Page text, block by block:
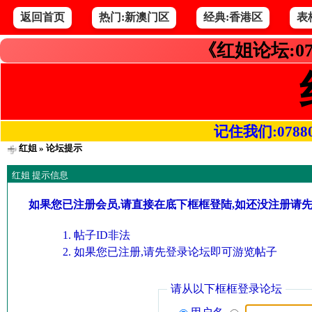
返回首页 热门:新澳门区 经典:香港区 表
《红姐论坛
记住我们
红姐» 论坛提示
红姐 提示信息
如果您已注册会员,请直接在底下框框登陆,如还没注册请
帖子ID非法
如果您已注册,请先登录论坛即可游览帖子
请从以下框框登录论坛